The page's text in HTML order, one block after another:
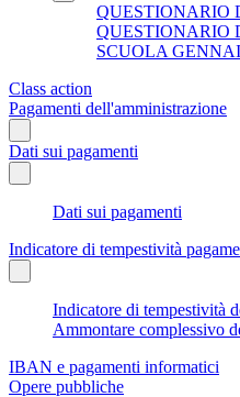
QUESTIONARIO
QUESTIONARIO
SCUOLA
Class action
Pagamenti dell'amministrazione
Dati sui pagamenti
Dati sui pagamenti
Indicatore di tempestività
Indicatore di tempestività
Ammontare complessivo
IBAN e pagamenti informatici
Opere pubbliche